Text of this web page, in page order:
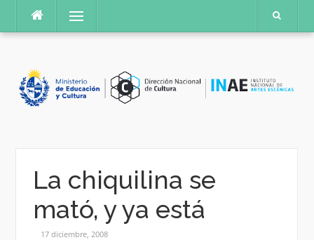
contenido
Menú
La chiquilina se
mató, y ya está
17 diciembre, 2008